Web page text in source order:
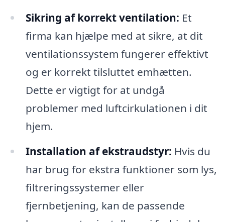
Sikring af korrekt ventilation: Et
firma kan hjælpe med at sikre, at dit
ventilationssystem fungerer effektivt
og er korrekt tilsluttet emhætten.
Dette er vigtigt for at undgå
problemer med luftcirkulationen i dit
hjem.
Installation af ekstraudstyr: Hvis du
har brug for ekstra funktioner som lys,
filtreringssystemer eller
fjernbetjening, kan de passende